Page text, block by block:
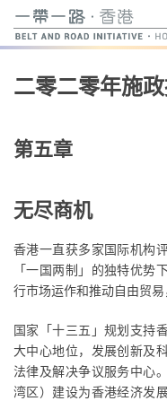
始
容
二零二零年施
第五章
无尽商机
香港一直获多家国际机构
「一国两制」的独特优势
行市场运作和推动自由贸易
国家「十三五」规划支持
大中心地位，发展创新及
法律及解决争议服务中心
湾区）建设为香港经济发